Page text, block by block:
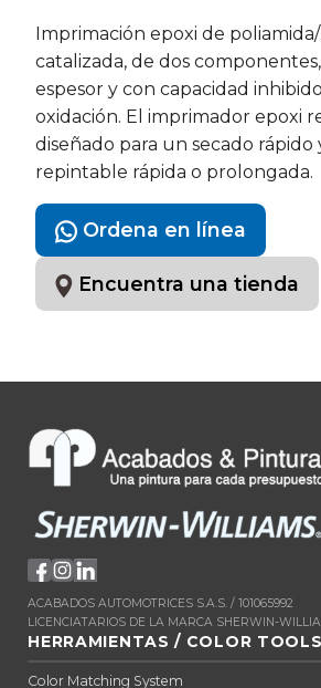
Imprimación epoxi de
catalizada, de dos
espesor y con capacidad
oxidación. El imprimador epoxi
diseñado para un secado rápido
repintable rápida o prolongada.
Ordena en línea
Encuentra una tienda
ACABADOS AUTOMOTRICES S.A.S. / 101065992
LICENCIATARIOS DE LA MARCA SHERWIN-
HERRAMIENTAS / COLOR TOOLS
Color Matching System